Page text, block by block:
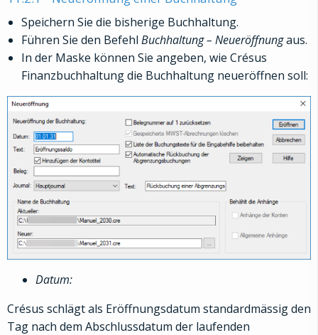
Speichern Sie die bisherige Buchhaltung.
Führen Sie den Befehl Buchhaltung – Neueröffnungaus.
In der Maske können Sie angeben, wie Crésus
Finanzbuchhaltung die Buchhaltung neueröffnen soll:
Datum:
Crésus schlägt als Eröffnungsdatum standardmässig den
Tag nach dem Abschlussdatum der laufenden